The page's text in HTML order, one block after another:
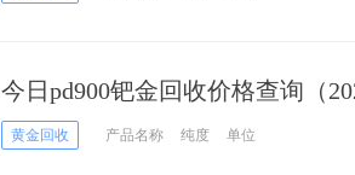
今日pd900钯金回收价格查询（
黄金回收 产品名称 纯度 单位